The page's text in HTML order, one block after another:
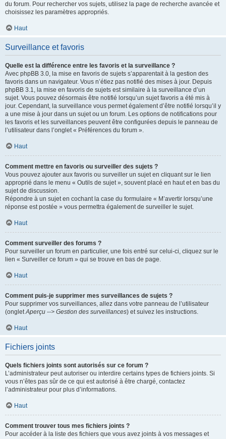
du forum. Pour rechercher vos sujets, utilisez la page de recherche avancée et
choisissez les paramètres appropriés.
Haut
Surveillance et favoris
Quelle est la différence entre les favoris et la surveillance ?
Avec phpBB 3.0, la mise en favoris de sujets s’apparentait à la gestion des
favoris dans un navigateur. Vous n’étiez pas notifié des mises à jour. Depuis
phpBB 3.1, la mise en favoris de sujets est similaire à la surveillance d’un
sujet. Vous pouvez désormais être notifié lorsqu’un sujet favoris a été mis à
jour. Cependant, la surveillance vous permet également d’être notifié lorsqu’il y
a une mise à jour dans un sujet ou un forum. Les options de notifications pour
les favoris et les surveillances peuvent être configurées depuis le panneau de
l’utilisateur dans l’onglet « Préférences du forum ».
Haut
Comment mettre en favoris ou surveiller des sujets ?
Vous pouvez ajouter aux favoris ou surveiller un sujet en cliquant sur le lien
approprié dans le menu « Outils de sujet », souvent placé en haut et en bas du
sujet de discussion.
Répondre à un sujet en cochant la case du formulaire « M’avertir lorsqu’une
réponse est postée » vous permettra également de surveiller le sujet.
Haut
Comment surveiller des forums ?
Pour surveiller un forum en particulier, une fois entré sur celui-ci, cliquez sur le
lien « Surveiller ce forum » qui se trouve en bas de page.
Haut
Comment puis-je supprimer mes surveillances de sujets ?
Pour supprimer vos surveillances, allez dans votre panneau de l’utilisateur
(ongletAperçu --> Gestion des surveillances) et suivez les instructions.
Haut
Fichiers joints
Quels fichiers joints sont autorisés sur ce forum ?
L’administrateur peut autoriser ou interdire certains types de fichiers joints. Si
vous n’êtes pas sûr de ce qui est autorisé à être chargé, contactez
l’administrateur pour plus d’informations.
Haut
Comment trouver tous mes fichiers joints ?
Pour accéder à la liste des fichiers que vous avez joints à vos messages et